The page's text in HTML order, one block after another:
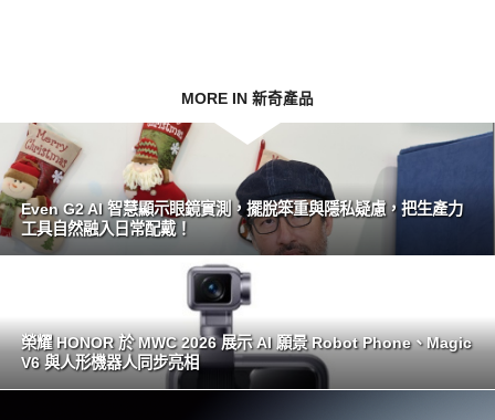
MORE IN 新奇產品
Even G2 AI 智慧顯示眼鏡實測，擺脫笨重與隱私疑慮，把生產力
工具自然融入日常配戴！
榮耀 HONOR 於 MWC 2026 展示 AI 願景 Robot Phone、Magic
V6 與人形機器人同步亮相